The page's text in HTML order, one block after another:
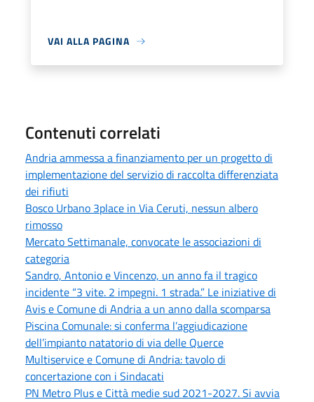
VAI ALLA PAGINA
Contenuti correlati
Andria ammessa a finanziamento per un progetto di
implementazione del servizio di raccolta differenziata
dei rifiuti
Bosco Urbano 3place in Via Ceruti, nessun albero
rimosso
Mercato Settimanale, convocate le associazioni di
categoria
Sandro, Antonio e Vincenzo, un anno fa il tragico
incidente “3 vite. 2 impegni. 1 strada.” Le iniziative di
Avis e Comune di Andria a un anno dalla scomparsa
Piscina Comunale: si conferma l’aggiudicazione
dell’impianto natatorio di via delle Querce
Multiservice e Comune di Andria: tavolo di
concertazione con i Sindacati
PN Metro Plus e Città medie sud 2021-2027. Si avvia